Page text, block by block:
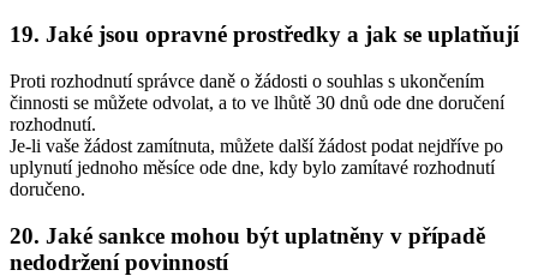
19. Jaké jsou opravné prostředky a jak se uplatňují
Proti rozhodnutí správce daně o žádosti o souhlas s ukončením
činnosti se můžete odvolat, a to ve lhůtě 30 dnů ode dne doručení
rozhodnutí.
Je-li vaše žádost zamítnuta, můžete další žádost podat nejdříve po
uplynutí jednoho měsíce ode dne, kdy bylo zamítavé rozhodnutí
doručeno.
20. Jaké sankce mohou být uplatněny v případě
nedodržení povinností